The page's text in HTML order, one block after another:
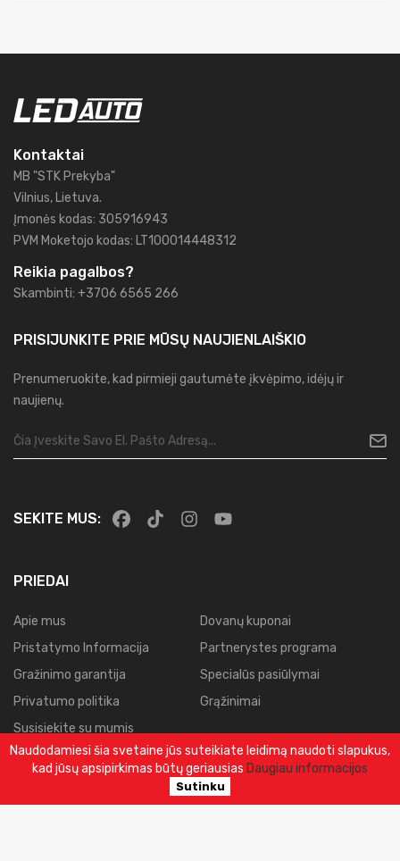
Naudodamiesi šia svetaine jūs suteikiate leidimą naudoti slapukus,
kad jūsų apsipirkimas būtų geriausias Daugiau informacijos
Sutinku
Kontaktai
MB "STK Prekyba"
Vilnius, Lietuva.
Įmonės kodas: 305916943
PVM Moketojo kodas: LT100014448312
Reikia pagalbos?
Skambinti: +3706 6565 266
PRISIJUNKITE PRIE MŪSŲ NAUJIENLAIŠKIO
Prenumeruokite, kad pirmieji gautumėte įkvėpimo, idėjų ir
naujienų.
SEKITE MUS:
PRIEDAI
Apie mus
Pristatymo Informacija
Gražinimo garantija
Privatumo politika
Susisiekite su mumis
Svetainės planas
Dovanų kuponai
Partnerystes programa
Specialūs pasiūlymai
Grąžinimai